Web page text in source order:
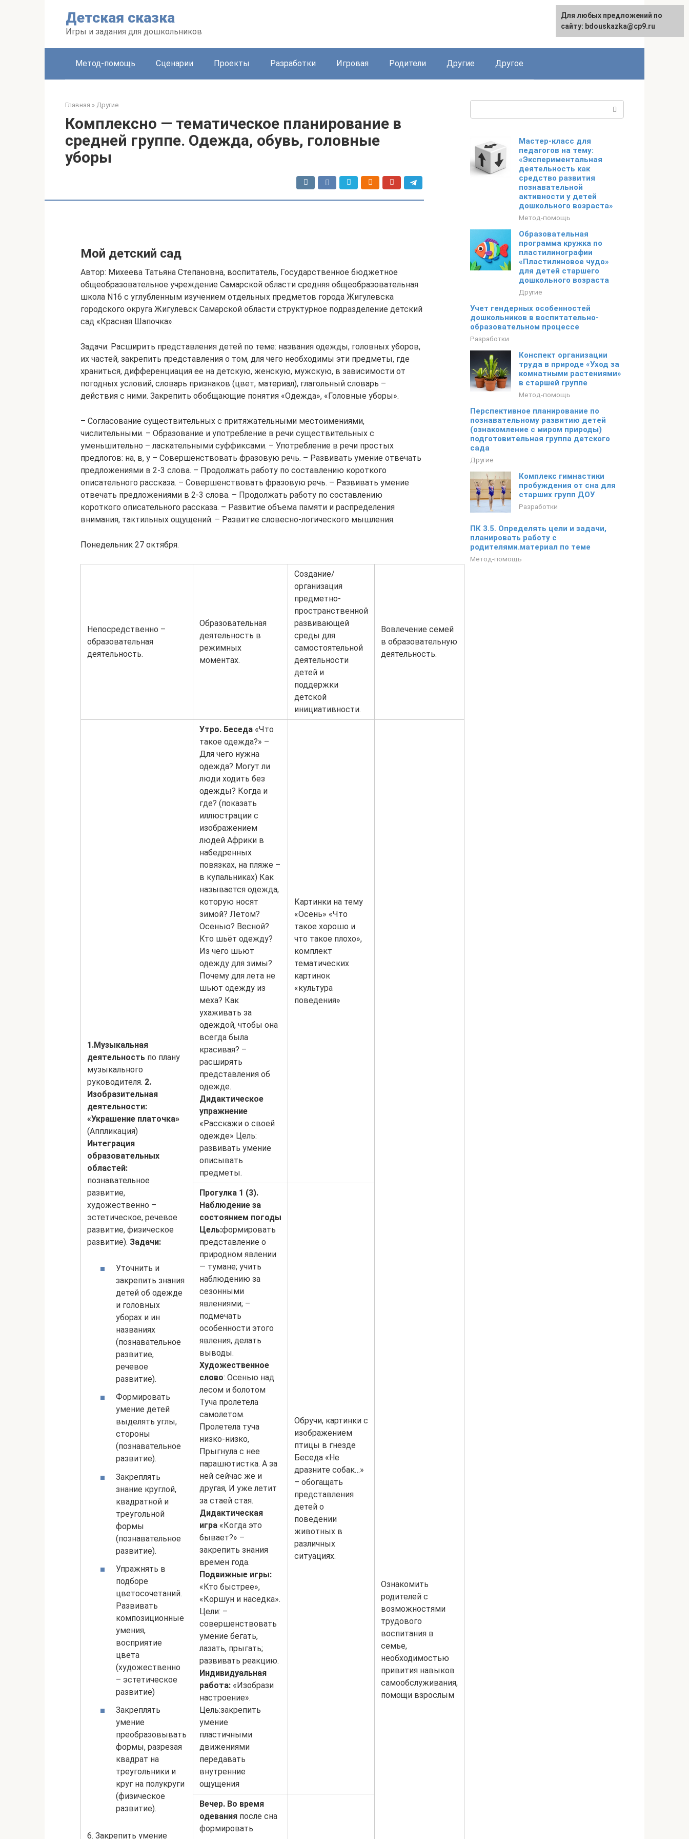
Детская сказка
Игры и задания для дошкольников
Метод-помощь Сценарии Проекты Разработки Игровая Родители Другие Другое
Главная » Другие
Комплексно — тематическое планирование в
средней группе. Одежда, обувь, головные
уборы
Мой детский сад
Автор: Михеева Татьяна Степановна, воспитатель, Государственное бюджетное
общеобразовательное учреждение Самарской области средняя общеобразовательная
школа N16 с углубленным изучением отдельных предметов города Жигулевска
городского округа Жигулевск Самарской области структурное подразделение детский
сад «Красная Шапочка».
Задачи: Расширить представления детей по теме: названия одежды, головных уборов,
их частей, закрепить представления о том, для чего необходимы эти предметы, где
храниться, дифференциация ее на детскую, женскую, мужскую, в зависимости от
погодных условий, словарь признаков (цвет, материал), глагольный словарь –
действия с ними. Закрепить обобщающие понятия «Одежда», «Головные уборы».
– Согласование существительных с притяжательными местоимениями,
числительными. – Образование и употребление в речи существительных с
уменьшительно – ласкательными суффиксами. – Употребление в речи простых
предлогов: на, в, у – Совершенствовать фразовую речь. – Развивать умение отвечать
предложениями в 2-3 слова. – Продолжать работу по составлению короткого
описательного рассказа. – Совершенствовать фразовую речь. – Развивать умение
отвечать предложениями в 2-3 слова. – Продолжать работу по составлению
короткого описательного рассказа. – Развитие объема памяти и распределения
внимания, тактильных ощущений. – Развитие словесно-логического мышления.
Понедельник 27 октября.
Непосредственно –
образовательная
деятельность.
Образовательная
деятельность в
режимных
моментах.
Создание/
организация
предметно-
пространственной
развивающей
среды для
самостоятельной
деятельности
детей и
поддержки
детской
инициативности.
Вовлечение семей
в образовательную
деятельность.
1.Музыкальная
деятельность по плану
музыкального
руководителя. 2.
Изобразительная
деятельности:
«Украшение платочка»
(Аппликация)
Интеграция
образовательных
областей:
познавательное
развитие,
художественно –
эстетическое, речевое
развитие, физическое
развитие). Задачи:
Уточнить и
закрепить знания
детей об одежде
и головных
уборах и ин
названиях
(познавательное
развитие,
речевое
развитие).
Формировать
умение детей
выделять углы,
стороны
(познавательное
развитие).
Закреплять
знание круглой,
квадратной и
треугольной
формы
(познавательное
развитие).
Упражнять в
подборе
цветосочетаний.
Развивать
композиционные
умения,
восприятие
цвета
(художественно
– эстетическое
развитие)
Закреплять
умение
преобразовывать
формы, разрезая
квадрат на
треугольники и
круг на полукруги
(физическое
развитие).
6. Закрепить умение
Утро. Беседа «Что
такое одежда?» –
Для чего нужна
одежда? Могут ли
люди ходить без
одежды? Когда и
где? (показать
иллюстрации с
изображением
людей Африки в
набедренных
повязках, на пляже –
в купальниках) Как
называется одежда,
которую носят
зимой? Летом?
Осенью? Весной?
Кто шьёт одежду?
Из чего шьют
одежду для зимы?
Почему для лета не
шьют одежду из
меха? Как
ухаживать за
одеждой, чтобы она
всегда была
красивая? –
расширять
представления об
одежде.
Дидактическое
упражнение
«Расскажи о своей
одежде» Цель:
развивать умение
описывать
предметы.
Картинки на тему
«Осень» «Что
такое хорошо и
что такое плохо»,
комплект
тематических
картинок
«культура
поведения»
Ознакомить
родителей с
возможностями
трудового
воспитания в
семье,
необходимостью
привития навыков
самообслуживания,
помощи взрослым
Прогулка 1 (3).
Наблюдение за
состоянием погоды
Цель:формировать
представление о
природном явлении
— тумане; учить
наблюдению за
сезонными
явлениями; –
подмечать
особенности этого
явления, делать
выводы.
Художественное
слово: Осенью над
лесом и болотом
Туча пролетела
самолетом.
Пролетела туча
низко-низко,
Прыгнула с нее
парашютистка. А за
ней сейчас же и
другая, И уже летит
за стаей стая.
Дидактическая
игра «Когда это
бывает?» –
закрепить знания
времен года.
Подвижные игры:
«Кто быстрее»,
«Коршун и наседка».
Цели: –
совершенствовать
умение бегать,
лазать, прыгать;
развивать реакцию.
Индивидуальная
работа: «Изобрази
настроение».
Цель:закрепить
умение
пластичными
движениями
передавать
внутренние
ощущения
Обручи, картинки с
изображением
птицы в гнезде
Беседа «Не
дразните собак…»
– обогащать
представления
детей о
поведении
животных в
различных
ситуациях.
Вечер. Во время
одевания после сна
формировать
Мастер-класс для
педагогов на тему:
«Экспериментальная
деятельность как
средство развития
познавательной
активности у детей
дошкольного возраста»
Метод-помощь
Образовательная
программа кружка по
пластилинографии
«Пластилиновое чудо»
для детей старшего
дошкольного возраста
Другие
Учет гендерных особенностей
дошкольников в воспитательно-
образовательном процессе
Разработки
Конспект организации
труда в природе «Уход за
комнатными растениями»
в старшей группе
Метод-помощь
Перспективное планирование по
познавательному развитию детей
(ознакомление с миром природы)
подготовительная группа детского
сада
Другие
Комплекс гимнастики
пробуждения от сна для
старших групп ДОУ
Разработки
ПК 3.5. Определять цели и задачи,
планировать работу с
родителями.материал по теме
Метод-помощь
Для любых предложений по
сайту: bdouskazka@cp9.ru